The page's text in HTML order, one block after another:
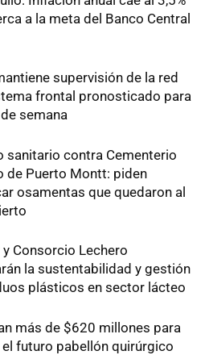
a la meta del Banco Central
supervisión de la red
frontal pronosticado para
semana
sanitario contra Cementerio
de Puerto Montt: piden
osamentas que quedaron al
y Consorcio Lechero
la sustentabilidad y gestión
plásticos en sector lácteo
más de $620 millones para
futuro pabellón quirúrgico